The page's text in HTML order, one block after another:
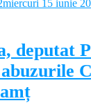
miercuri 15 iunie
deputat